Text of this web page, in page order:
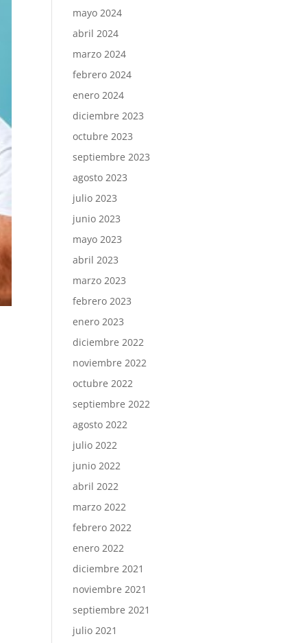
mayo 2024
abril 2024
marzo 2024
febrero 2024
enero 2024
diciembre 2023
octubre 2023
septiembre 2023
agosto 2023
julio 2023
junio 2023
mayo 2023
abril 2023
marzo 2023
febrero 2023
enero 2023
diciembre 2022
noviembre 2022
octubre 2022
septiembre 2022
agosto 2022
julio 2022
junio 2022
abril 2022
marzo 2022
febrero 2022
enero 2022
diciembre 2021
noviembre 2021
septiembre 2021
julio 2021